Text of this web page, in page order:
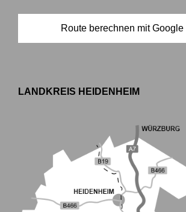
Route berechnen mit Google
LANDKREIS HEIDENHEIM